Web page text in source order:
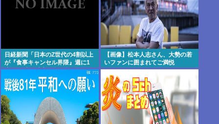
日経新聞「日本のZ世代の4割以上
が『食事キャンセル界隈』週に1
度は24時間以上絶食。食のレジャ
ー化が原因か？」
【画像】松本人志さん、大勢の若
いファンに囲まれてご満悦